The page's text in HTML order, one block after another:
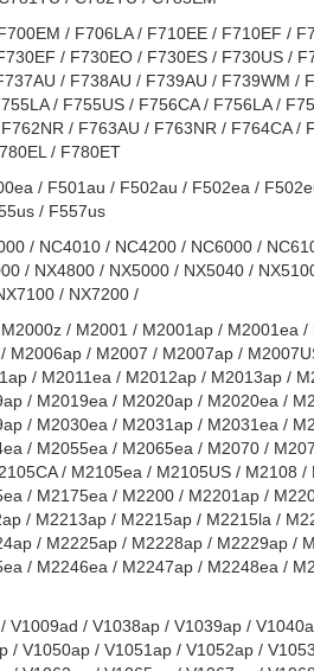
/ F706LA / F710EE / F710EF /
/ F730EO / F730ES / F730US /
/ F738AU / F739AU / F739WM /
/ F755US / F756CA / F756LA /
/ F763AU / F763NR / F764CA /
/ F780ET
/ F501au / F502au / F502ea /
/ F557us
/ NC4010 / NC4200 / NC6000 /
/ NX4800 / NX5000 / NX5040 /
/ NX7200 /
/ M2001 / M2001ap / M2001ea
M2006ap / M2007 / M2007ap /
/ M2011ea / M2012ap / M2013ap /
/ M2019ea / M2020ap / M2020ea /
/ M2030ea / M2031ap / M2031ea /
/ M2055ea / M2065ea / M2070 /
/ M2105ea / M2105US / M2108
/ M2175ea / M2200 / M2201ap /
/ M2213ap / M2215ap / M2215la /
/ M2225ap / M2228ap / M2229ap /
/ M2246ea / M2247ap / M2248ea /
V1009ad / V1038ap / V1039ap /
/ V1050ap / V1051ap / V1052ap /